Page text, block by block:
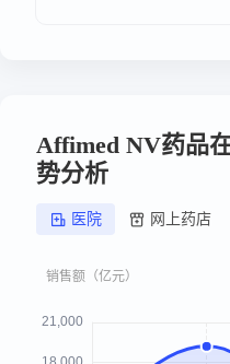
Affimed NV药品
势分析
医院 网上药店